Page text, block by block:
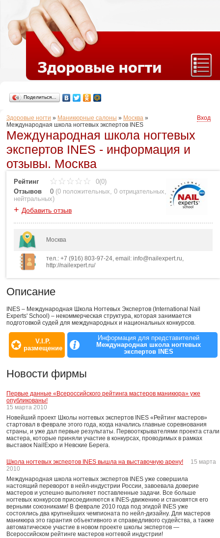
Поделиться…
Здоровые ногти » Маникюрные салоны » Москва »
Международная школа ногтевых экспертов INES
Вход
Международная школа ногтевых
экспертов INES - информация и
отзывы. Москва
Рейтинг
0(0)
Отзывов
0 (0 положительных, 0 отрицательных,
нейтральных)
+ Добавить отзыв
Москва
тел.: +7 (916) 803-97-24, email: info@nailexpert.ru,
http://nailexpert.ru/
Описание
INES – Международная Школа Ногтевых Экспертов (International Nail
Experts' School) – некоммерческая структура, которая занимается
подготовкой судей для международных и национальных конкурсов.
V.I.P.
размещение
Информация для представителей
Международная школа ногтевых
экспертов INES
Новости фирмы
Первые данные «Всероссийского рейтинга мастеров маникюра» уже
опубликованы!
15 марта 2010
Новейший проект Школы ногтевых экспертов INES «Рейтинг мастеров»
стартовал в феврале этого года, когда начались главные соревнования
страны, и уже дал первые результаты. Первооткрывателями проекта стали
мастера, которые приняли участие в конкурсах, проводимых в рамках
выставок NailExpo и Невские Берега.
Школа ногтевых экспертов INES вышла на выставочную арену!
15 марта
2010
Международная школа ногтевых экспертов INES уже совершила
настоящий переворот в нейл-индустрии России, завоевала доверие
мастеров и успешно выполняет поставленные задачи. Все больше
ногтевых конкурсов присоединяются к INES-движению и становятся его
верными союзниками! В феврале 2010 года под эгидой INES уже
состоялись два крупнейших чемпионата по нейл-дизайну. Для мастеров
маникюра это гарантия объективного и справедливого судейства, а также
автоматическое участие в новом проекте школы экспертов —
Всероссийском рейтинге мастеров ногтевой индустрии!